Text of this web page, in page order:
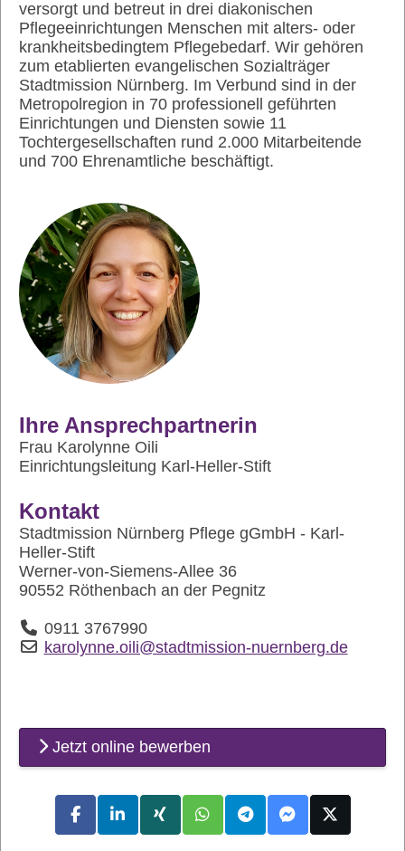
versorgt und betreut in drei diakonischen
Pflegeeinrichtungen Menschen mit alters- oder
krankheitsbedingtem Pflegebedarf. Wir gehören
zum etablierten evangelischen Sozialträger
Stadtmission Nürnberg. Im Verbund sind in der
Metropolregion in 70 professionell geführten
Einrichtungen und Diensten sowie 11
Tochtergesellschaften rund 2.000 Mitarbeitende
und 700 Ehrenamtliche beschäftigt.
Ihre Ansprechpartnerin
Frau Karolynne Oili
Einrichtungsleitung Karl-Heller-Stift
Kontakt
Stadtmission Nürnberg Pflege gGmbH - Karl-
Heller-Stift
Werner-von-Siemens-Allee 36
90552 Röthenbach an der Pegnitz
0911 3767990
karolynne.oili@stadtmission-nuernberg.de
Jetzt online bewerben